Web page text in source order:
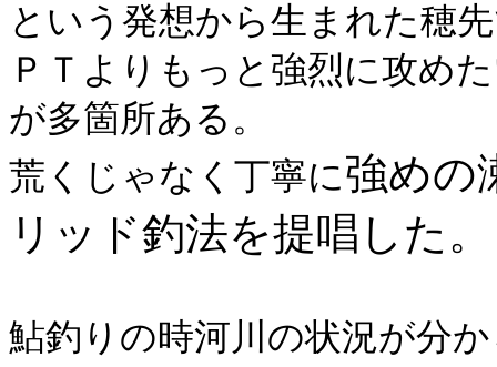
という発想から生まれた穂
ＰＴよりもっと強烈に攻め
が多箇所ある。
荒くじゃなく丁寧に強めの
リッド釣法を提唱した。
鮎釣りの時河川の状況が分